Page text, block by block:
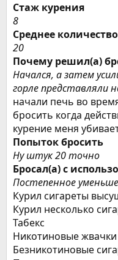
Стаж курения
8
Среднее
20
Почему решил(а)
Начался, а затем
горле представляли
начали печь во
бросить когда
курение меня
Попыток бросить
Ну штук 20 точно
Бросал(а) с
Постепенное
Курил сигареты
Курил несколько
Табекс
Никотиновые жвачки
Безникотиновые